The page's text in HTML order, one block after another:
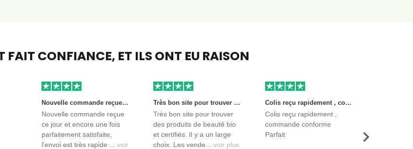
FAIT CONFIANCE, ET ILS ONT EU RAISON
Nouvelle commande reçue ce jour et encore une fois parfaitement satisfaite, l'envoi est très rapide et les produits sont toujours conditionnés de manière personnalisés. L'avantage de commander auprès de créateurs indépendants.
Nouvelle commande reçue
ce jour et encore une fois
parfaitement satisfaite,
l'envoi est très rapide ... voir
Très bon site pour trouver des produits de beauté bio et certifiés. Il y a un large choix. Les vendeurs sont des entreprises françaises qui propose aussi des produits de qualité et moins chers que ce qu’on peut trouver dans des magasins.
Très bon site pour trouver
des produits de beauté bio
et certifiés. Il y a un large
choix. Les vende... voir plus
Colis reçu rapidement , commande conforme Parfait
Colis reçu rapidement ,
commande conforme
Parfait
Suivant